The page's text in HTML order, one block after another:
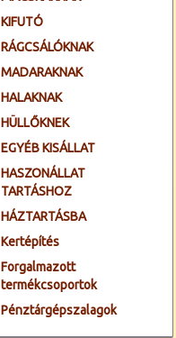
KIFUTÓ
RÁGCSÁLÓKNAK
MADARAKNAK
HALAKNAK
HÜLLŐKNEK
EGYÉB KISÁLLAT
HASZONÁLLAT
TARTÁSHOZ
HÁZTARTÁSBA
Kertépítés
Forgalmazott
termékcsoportok
Pénztárgépszalagok